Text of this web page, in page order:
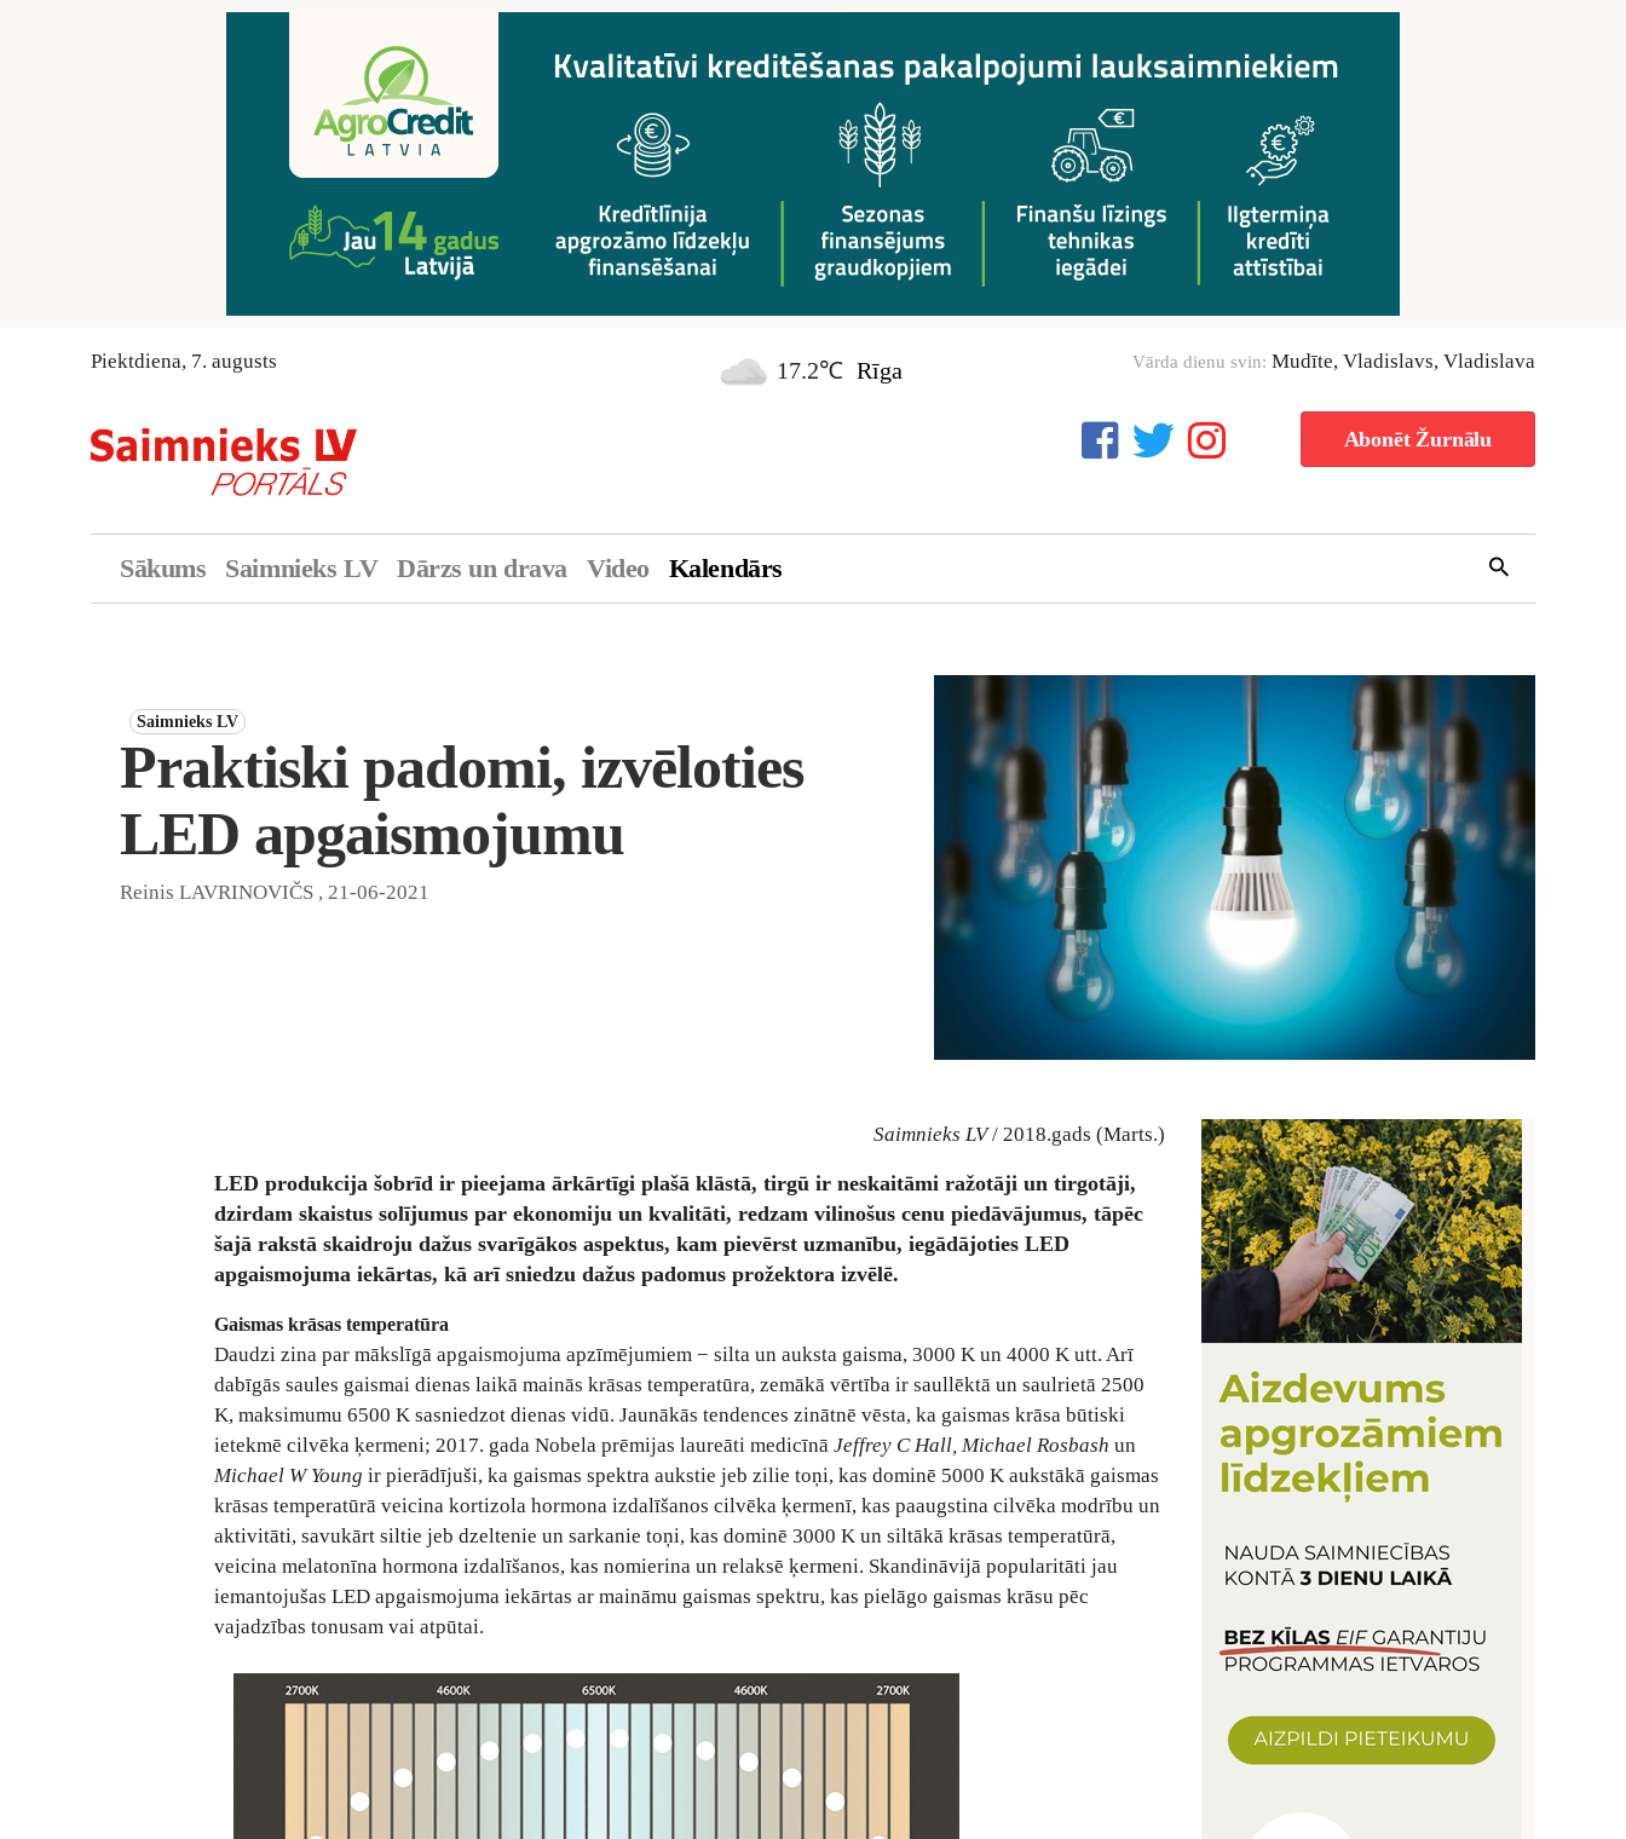
Piektdiena, 7. augusts 17.2℃ Rīga Vārda dienu svin: Mudīte, Vladislavs, Vladislava
Abonēt Žurnālu
Sākums Saimnieks LV Dārzs un drava Video Kalendārs
Saimnieks LV
Praktiski padomi, izvēloties
LED apgaismojumu
Reinis LAVRINOVIČS , 21-06-2021
Saimnieks LV/ 2018.gads (Marts.)
LED produkcija šobrīd ir pieejama ārkārtīgi plašā klāstā, tirgū ir neskaitāmi ražotāji un tirgotāji,
dzirdam skaistus solījumus par ekonomiju un kvalitāti, redzam vilinošus cenu piedāvājumus, tāpēc
šajā rakstā skaidroju dažus svarīgākos aspektus, kam pievērst uzmanību, iegādājoties LED
apgaismojuma iekārtas, kā arī sniedzu dažus padomus prožektora izvēlē.
Gaismas krāsas temperatūra
Daudzi zina par mākslīgā apgaismojuma apzīmējumiem − silta un auksta gaisma, 3000 K un 4000 K utt. Arī
dabīgās saules gaismai dienas laikā mainās krāsas temperatūra, zemākā vērtība ir saullēktā un saulrietā 2500
K, maksimumu 6500 K sasniedzot dienas vidū. Jaunākās tendences zinātnē vēsta, ka gaismas krāsa būtiski
ietekmē cilvēka ķermeni; 2017. gada Nobela prēmijas laureāti medicīnā Jeffrey C Hall, Michael Rosbash un
Michael W Young ir pierādījuši, ka gaismas spektra aukstie jeb zilie toņi, kas dominē 5000 K aukstākā gaismas
krāsas temperatūrā veicina kortizola hormona izdalīšanos cilvēka ķermenī, kas paaugstina cilvēka modrību un
aktivitāti, savukārt siltie jeb dzeltenie un sarkanie toņi, kas dominē 3000 K un siltākā krāsas temperatūrā,
veicina melatonīna hormona izdalīšanos, kas nomierina un relaksē ķermeni. Skandināvijā popularitāti jau
iemantojušas LED apgaismojuma iekārtas ar maināmu gaismas spektru, kas pielāgo gaismas krāsu pēc
vajadzības tonusam vai atpūtai.